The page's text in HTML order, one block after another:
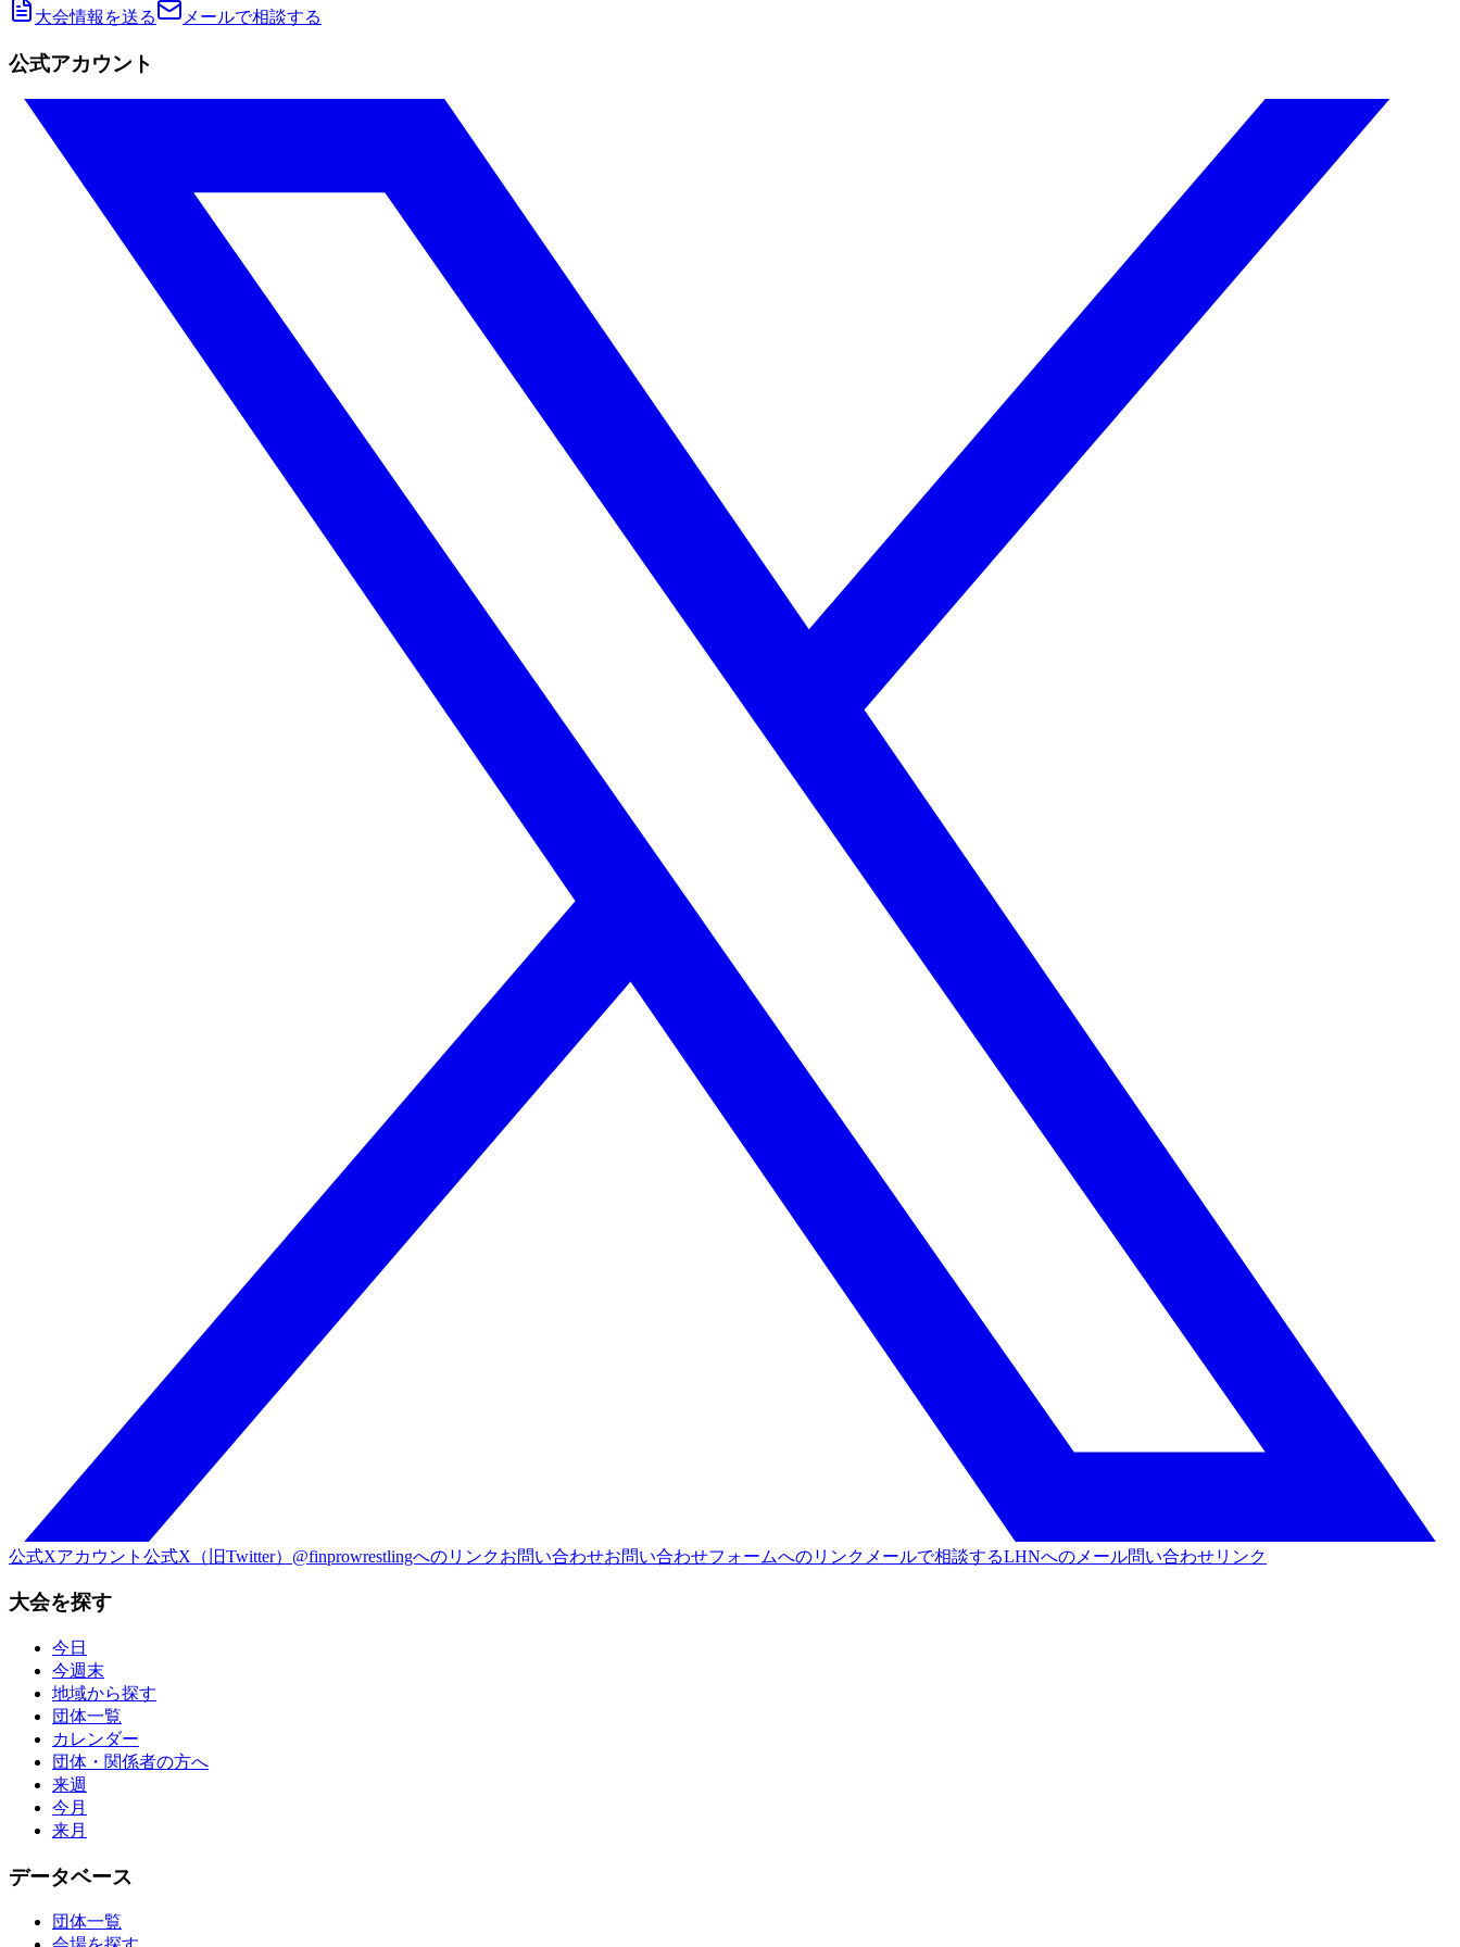
大会情報を送る メールで相談する
公式アカウント
公式Xアカウント 公式X（旧Twitter）@finprowrestlingへのリンクお問い合わせお問い合わせフォームへのリンク メールで相談するLHNへのメール問い合わせリンク
大会を探す
今日
今週末
地域から探す
団体一覧
カレンダー
団体・関係者の方へ
来週
今月
来月
データベース
団体一覧